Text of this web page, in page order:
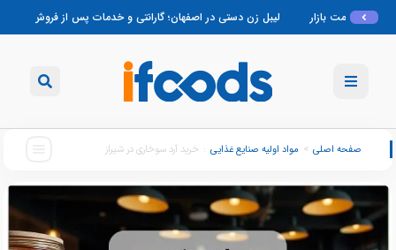
لیبل زن دستی در اصفهان؛ گارانتی و خدمات پس از فروش لیبل زن دستی
صفحه اصلی > مواد اولیه صنایع غذایی : خرید آرد سوخاری در شیراز